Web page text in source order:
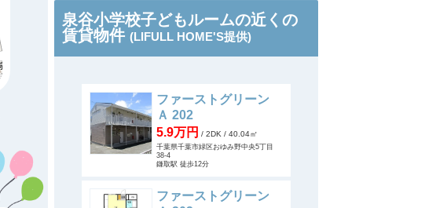
泉谷小学校子どもルームの近くの
賃貸物件 (LIFULL HOME'S提供)
ファーストグリーン
Ａ 202
5.9万円 / 2DK / 40.04㎡
千葉県千葉市緑区おゆみ野中央5丁目
38-4
鎌取駅 徒歩12分
ファーストグリーン